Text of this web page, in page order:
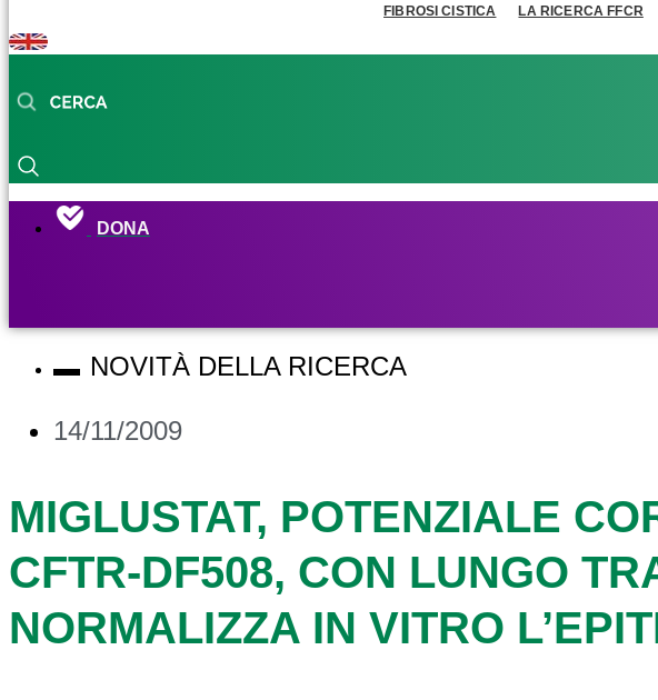
FIBROSI CISTICA LA RICERCA FFCR
DONA
NOVITÀ DELLA RICERCA
14/11/2009
MIGLUSTAT, POTENZIALE
CFTR-DF508, CON LUNGO
NORMALIZZA IN VITRO